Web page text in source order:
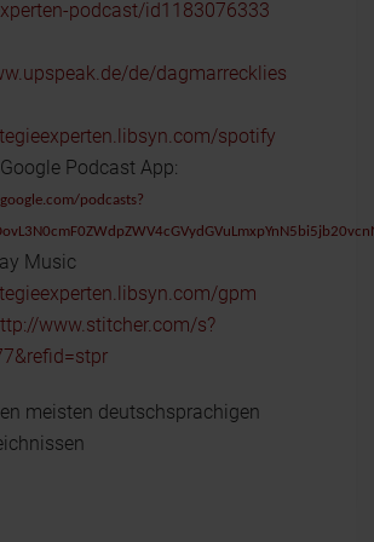
podcast/id1183076333
de/dagmarrecklies
spotify
Podcast App:
podcasts?
Music
gpm
www.stitcher.com/s?
meisten deutschsprachigen